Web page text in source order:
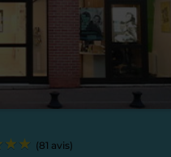
(81 avis)